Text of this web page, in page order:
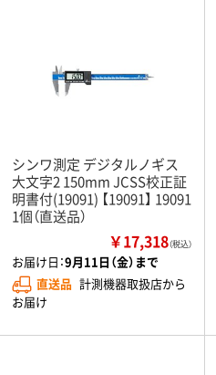
シンワ測定 デジタルノギス
大文字2 150mm JCSS校正証
明書付(19091) 【19091】 19091
1個（直送品）
￥17,318（税込）
お届け日：9月11日（金）まで
直送品 計測機器取扱店から
お届け